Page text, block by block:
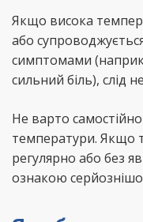
Якщо висока
або
симптомами
сильний біль), слід
Не варто
температури. Якщо
регулярно або без
ознакою